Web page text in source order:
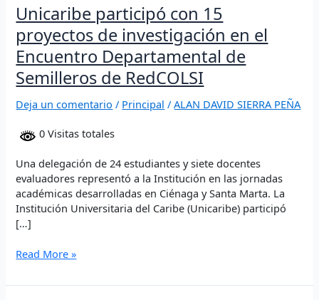
Unicaribe participó con 15
proyectos de investigación en el
Encuentro Departamental de
Semilleros de RedCOLSI
Deja un comentario / Principal /ALAN DAVID SIERRA PEÑA
0 Visitas totales
Una delegación de 24 estudiantes y siete docentes
evaluadores representó a la Institución en las jornadas
académicas desarrolladas en Ciénaga y Santa Marta. La
Institución Universitaria del Caribe (Unicaribe) participó
[…]
Read More »